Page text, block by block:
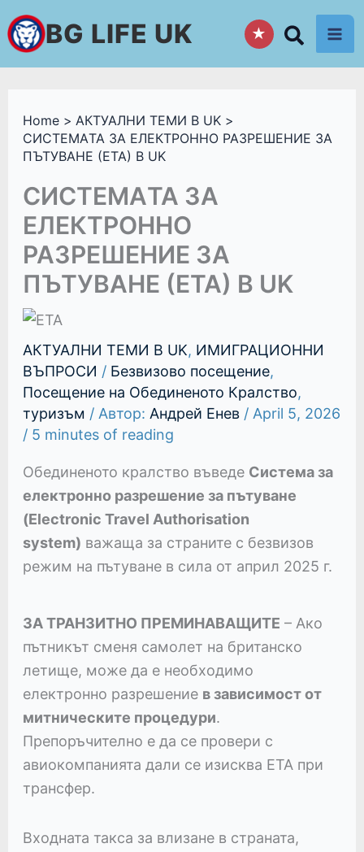
Skip
to
content
BG LIFE UK ★
Home
АКТУАЛНИ ТЕМИ В UK
СИСТЕМАTA ЗА ЕЛЕКТРОННО РАЗРЕШЕНИЕ ЗА
ПЪТУВАНЕ (ETA) В UK
СИСТЕМАTA ЗА
ЕЛЕКТРОННО
РАЗРЕШЕНИЕ ЗА
ПЪТУВАНЕ (ETA) В UK
АКТУАЛНИ ТЕМИ В UK, ИМИГРАЦИОННИ
ВЪПРОСИ / Безвизово посещение,
Посещение на Обединеното Кралство,
туризъм / Автор: Андрей Енев / April 5, 2026
/ 5 minutes of reading
Обединеното кралство въведе Система за
електронно разрешение за пътуване
(Electronic Travel Authorisation
system) важаща за страните с безвизов
режим на пътуване в сила от април 2025 г.
ЗА ТРАНЗИТНО ПРЕМИНАВАЩИТЕ – Ако
пътникът сменя самолет на британско
летище, може да е необходимо
електронно разрешение в зависимост от
митническите процедури.
Препоръчително е да се провери с
авиокомпанията дали се изисква ETA при
трансфер.
Входната такса за влизане в страната,